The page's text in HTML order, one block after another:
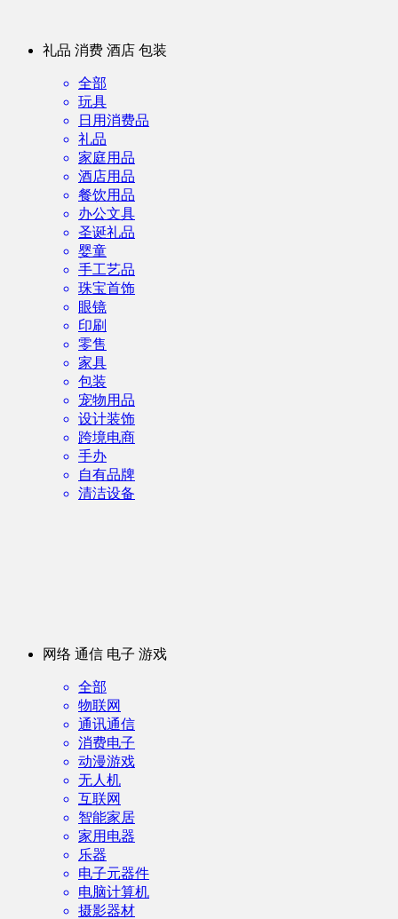
礼品 消费 酒店 包装
全部
玩具
日用消费品
礼品
家庭用品
酒店用品
餐饮用品
办公文具
圣诞礼品
婴童
手工艺品
珠宝首饰
眼镜
印刷
零售
家具
包装
宠物用品
设计装饰
跨境电商
手办
自有品牌
清洁设备
网络 通信 电子 游戏
全部
物联网
通讯通信
消费电子
动漫游戏
无人机
互联网
智能家居
家用电器
乐器
电子元器件
电脑计算机
摄影器材